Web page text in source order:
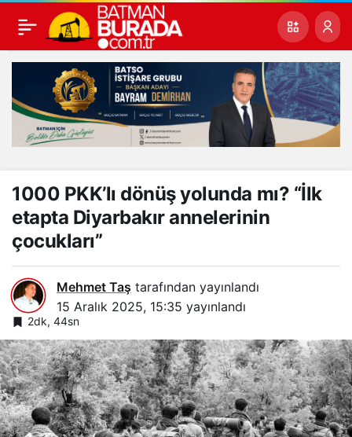
1000 PKK’lı dönüş yolunda mı? “İlk
etapta Diyarbakır annelerinin
çocukları”
Mehmet Taş tarafından yayınlandı
15 Aralık 2025, 15:35 yayınlandı
2dk, 44sn